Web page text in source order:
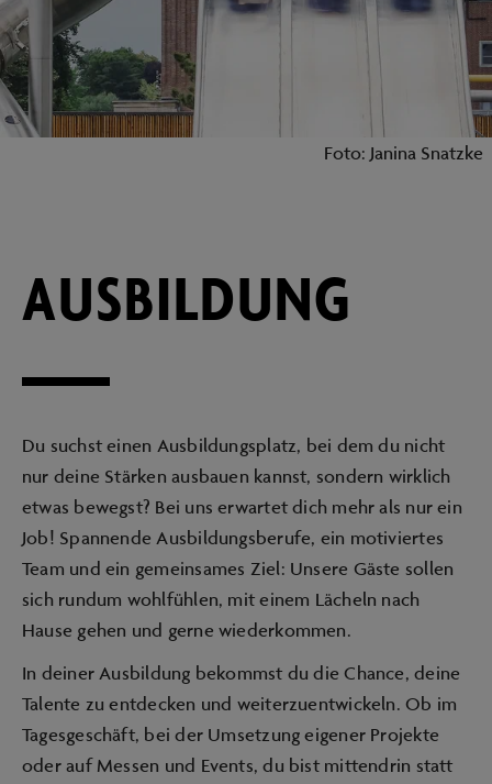
Foto: Janina Snatzke
AUSBILDUNG
Du suchst einen Ausbildungsplatz, bei dem du nicht
nur deine Stärken ausbauen kannst, sondern wirklich
etwas bewegst? Bei uns erwartet dich mehr als nur ein
Job! Spannende Ausbildungsberufe, ein motiviertes
Team und ein gemeinsames Ziel: Unsere Gäste sollen
sich rundum wohlfühlen, mit einem Lächeln nach
Hause gehen und gerne wiederkommen.
In deiner Ausbildung bekommst du die Chance, deine
Talente zu entdecken und weiterzuentwickeln. Ob im
Tagesgeschäft, bei der Umsetzung eigener Projekte
oder auf Messen und Events, du bist mittendrin statt